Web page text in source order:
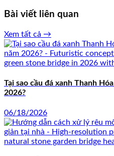
Bài viết liên quan
Xem tất cả →
Tại sao cầu đá xanh Thanh
2026?
06/18/2026